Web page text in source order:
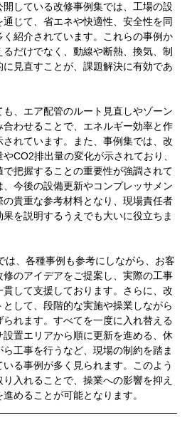
している改修事例集では、工場の設
じて、省エネや快適性、安全性を同
紹介されています。これらの事例か
だけでなく、動線や断熱、換気、制
見直すことが、課題解決に有効であ
、エア配管のルート見直しやゾーン
わせることで、エネルギー効率と作
れています。また、事例集では、改
CO2排出量の変化が示されており、
把握することの重要性が強調されて
今後の設備更新やコンプレッサメン
貴重な参考材料となり、現場責任者
を説明するうえでも大いに役立ちま
は、各種事例も参考にしながら、お客
のアイデアをご提案し、実際の工事
して支援しております。さらに、改
して、段階的な実施や操業しながら
れます。すべてを一度に入れ替える
置エリアから順に更新を進める、休
工事を行うなど、現場の制約を踏ま
る事例が多く見られます。このよう
入れることで、操業への影響を抑え
めることが可能となります。